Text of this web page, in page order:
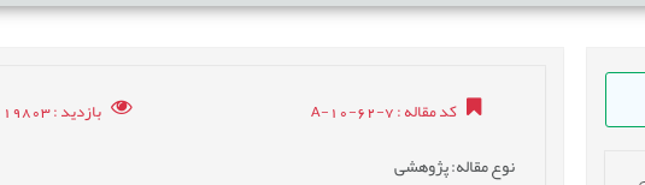
کد مقاله: A-10-62-7 بازدید: 19803
نوع مقاله: پژوهشی